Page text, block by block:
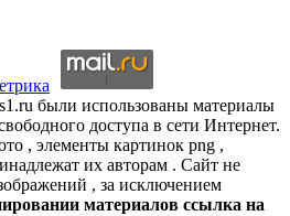
были использованы материалы
доступа в сети Интернет.
, элементы картинок png ,
их авторам . Сайт не
, за исключением
материалов ссылка на